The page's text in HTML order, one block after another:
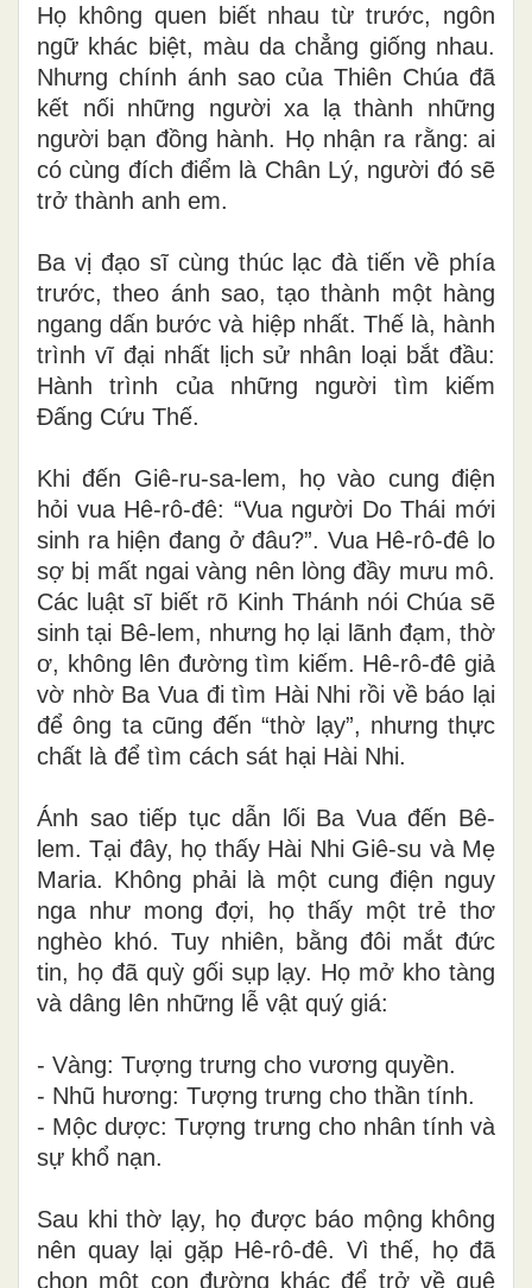
Họ không quen biết nhau từ trước, ngôn
ngữ khác biệt, màu da chẳng giống nhau.
Nhưng chính ánh sao của Thiên Chúa đã
kết nối những người xa lạ thành những
người bạn đồng hành. Họ nhận ra rằng: ai
có cùng đích điểm là Chân Lý, người đó sẽ
trở thành anh em.
Ba vị đạo sĩ cùng thúc lạc đà tiến về phía
trước, theo ánh sao, tạo thành một hàng
ngang dấn bước và hiệp nhất. Thế là, hành
trình vĩ đại nhất lịch sử nhân loại bắt đầu:
Hành trình của những người tìm kiếm
Đấng Cứu Thế.
Khi đến Giê-ru-sa-lem, họ vào cung điện
hỏi vua Hê-rô-đê: “Vua người Do Thái mới
sinh ra hiện đang ở đâu?”. Vua Hê-rô-đê lo
sợ bị mất ngai vàng nên lòng đầy mưu mô.
Các luật sĩ biết rõ Kinh Thánh nói Chúa sẽ
sinh tại Bê-lem, nhưng họ lại lãnh đạm, thờ
ơ, không lên đường tìm kiếm. Hê-rô-đê giả
vờ nhờ Ba Vua đi tìm Hài Nhi rồi về báo lại
để ông ta cũng đến “thờ lạy”, nhưng thực
chất là để tìm cách sát hại Hài Nhi.
Ánh sao tiếp tục dẫn lối Ba Vua đến Bê-
lem. Tại đây, họ thấy Hài Nhi Giê-su và Mẹ
Maria. Không phải là một cung điện nguy
nga như mong đợi, họ thấy một trẻ thơ
nghèo khó. Tuy nhiên, bằng đôi mắt đức
tin, họ đã quỳ gối sụp lạy. Họ mở kho tàng
và dâng lên những lễ vật quý giá:
- Vàng: Tượng trưng cho vương quyền.
- Nhũ hương: Tượng trưng cho thần tính.
- Mộc dược: Tượng trưng cho nhân tính và
sự khổ nạn.
Sau khi thờ lạy, họ được báo mộng không
nên quay lại gặp Hê-rô-đê. Vì thế, họ đã
chọn một con đường khác để trở về quê